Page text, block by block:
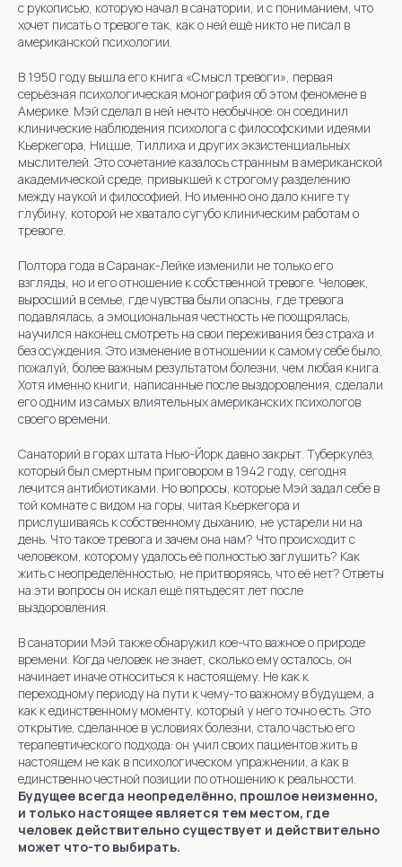
с рукописью, которую начал в санатории, и с пониманием, что
хочет писать о тревоге так, как о ней ещё никто не писал в
американской психологии.
В 1950 году вышла его книга «Смысл тревоги», первая
серьёзная психологическая монография об этом феномене в
Америке. Мэй сделал в ней нечто необычное: он соединил
клинические наблюдения психолога с философскими идеями
Кьеркегора, Ницше, Тиллиха и других экзистенциальных
мыслителей. Это сочетание казалось странным в американской
академической среде, привыкшей к строгому разделению
между наукой и философией. Но именно оно дало книге ту
глубину, которой не хватало сугубо клиническим работам о
тревоге.
Полтора года в Саранак-Лейке изменили не только его
взгляды, но и его отношение к собственной тревоге. Человек,
выросший в семье, где чувства были опасны, где тревога
подавлялась, а эмоциональная честность не поощрялась,
научился наконец смотреть на свои переживания без страха и
без осуждения. Это изменение в отношении к самому себе было,
пожалуй, более важным результатом болезни, чем любая книга.
Хотя именно книги, написанные после выздоровления, сделали
его одним из самых влиятельных американских психологов
своего времени.
Санаторий в горах штата Нью-Йорк давно закрыт. Туберкулёз,
который был смертным приговором в 1942 году, сегодня
лечится антибиотиками. Но вопросы, которые Мэй задал себе в
той комнате с видом на горы, читая Кьеркегора и
прислушиваясь к собственному дыханию, не устарели ни на
день. Что такое тревога и зачем она нам? Что происходит с
человеком, которому удалось её полностью заглушить? Как
жить с неопределённостью, не притворяясь, что её нет? Ответы
на эти вопросы он искал ещё пятьдесят лет после
выздоровления.
В санатории Мэй также обнаружил кое-что важное о природе
времени. Когда человек не знает, сколько ему осталось, он
начинает иначе относиться к настоящему. Не как к
переходному периоду на пути к чему-то важному в будущем, а
как к единственному моменту, который у него точно есть. Это
открытие, сделанное в условиях болезни, стало частью его
терапевтического подхода: он учил своих пациентов жить в
настоящем не как в психологическом упражнении, а как в
единственно честной позиции по отношению к реальности.
Будущее всегда неопределённо, прошлое неизменно,
и только настоящее является тем местом, где
человек действительно существует и действительно
может что-то выбирать.